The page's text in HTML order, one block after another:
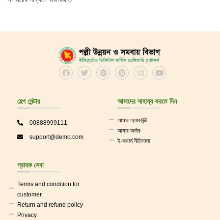
ছেলেদের পোশাক
Shirt
মেয়েদের পোশাক
মেয়েদের কালেকশন
ছেলেদের কালেকশন
মেয়েদের কালেকশন
ঘি ও বাটার
জাম্প ঘোড়া শো-পিস
কুলায় গনেশ
চায়ের কাপ
সমবায় অধিদপ্তর এর লোগো
কয়েল বাক্স
সাদা ঝুলানো টব
হেল্প সেন্টার
00888999111
support@demo.com
আমাদের সাহায্য করতে দিন
আমার অ্যাকাউন্ট
আমার অর্ডার
ই-কমার্স নীতিমালা
গ্রাহক সেবা
Terms and condition for
customer
Return and refund policy
Privacy